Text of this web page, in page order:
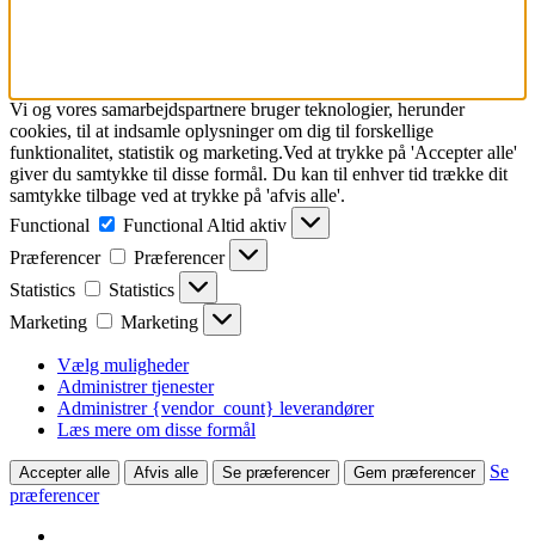
Vi og vores samarbejdspartnere bruger teknologier, herunder
cookies, til at indsamle oplysninger om dig til forskellige
funktionalitet, statistik og marketing.Ved at trykke på 'Accepter alle'
giver du samtykke til disse formål. Du kan til enhver tid trække dit
samtykke tilbage ved at trykke på 'afvis alle'.
Functional
Functional Altid aktiv
Præferencer
Præferencer
Statistics
Statistics
Marketing
Marketing
Vælg muligheder
Administrer tjenester
Administrer {vendor_count} leverandører
Læs mere om disse formål
Accepter alle Afvis alle Se præferencer Gem præferencer
Se
præferencer